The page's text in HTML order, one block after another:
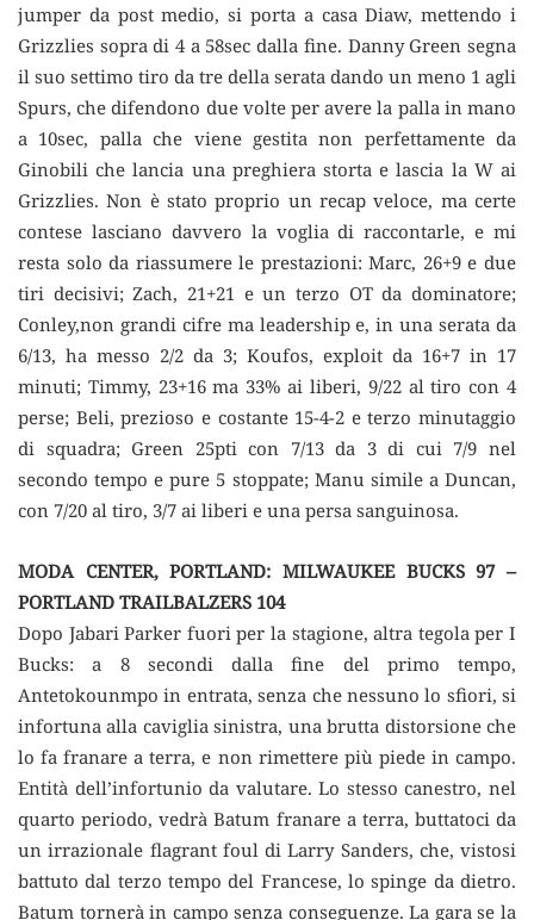
jumper da post medio, si porta a casa Diaw, mettendo i
Grizzlies sopra di 4 a 58sec dalla fine. Danny Green segna
il suo settimo tiro da tre della serata dando un meno 1 agli
Spurs, che difendono due volte per avere la palla in mano
a 10sec, palla che viene gestita non perfettamente da
Ginobili che lancia una preghiera storta e lascia la W ai
Grizzlies. Non è stato proprio un recap veloce, ma certe
contese lasciano davvero la voglia di raccontarle, e mi
resta solo da riassumere le prestazioni: Marc, 26+9 e due
tiri decisivi; Zach, 21+21 e un terzo OT da dominatore;
Conley,non grandi cifre ma leadership e, in una serata da
6/13, ha messo 2/2 da 3; Koufos, exploit da 16+7 in 17
minuti; Timmy, 23+16 ma 33% ai liberi, 9/22 al tiro con 4
perse; Beli, prezioso e costante 15-4-2 e terzo minutaggio
di squadra; Green 25pti con 7/13 da 3 di cui 7/9 nel
secondo tempo e pure 5 stoppate; Manu simile a Duncan,
con 7/20 al tiro, 3/7 ai liberi e una persa sanguinosa.
MODA CENTER, PORTLAND: MILWAUKEE BUCKS 97 –
PORTLAND TRAILBALZERS 104
Dopo Jabari Parker fuori per la stagione, altra tegola per I
Bucks: a 8 secondi dalla fine del primo tempo,
Antetokounmpo in entrata, senza che nessuno lo sfiori, si
infortuna alla caviglia sinistra, una brutta distorsione che
lo fa franare a terra, e non rimettere più piede in campo.
Entità dell’infortunio da valutare. Lo stesso canestro, nel
quarto periodo, vedrà Batum franare a terra, buttatoci da
un irrazionale flagrant foul di Larry Sanders, che, vistosi
battuto dal terzo tempo del Francese, lo spinge da dietro.
Batum tornerà in campo senza conseguenze. La gara se la